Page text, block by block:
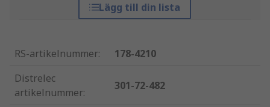
Lägg till din lista
RS-artikelnummer:
178-4210
Distrelec
artikelnummer:
301-72-482